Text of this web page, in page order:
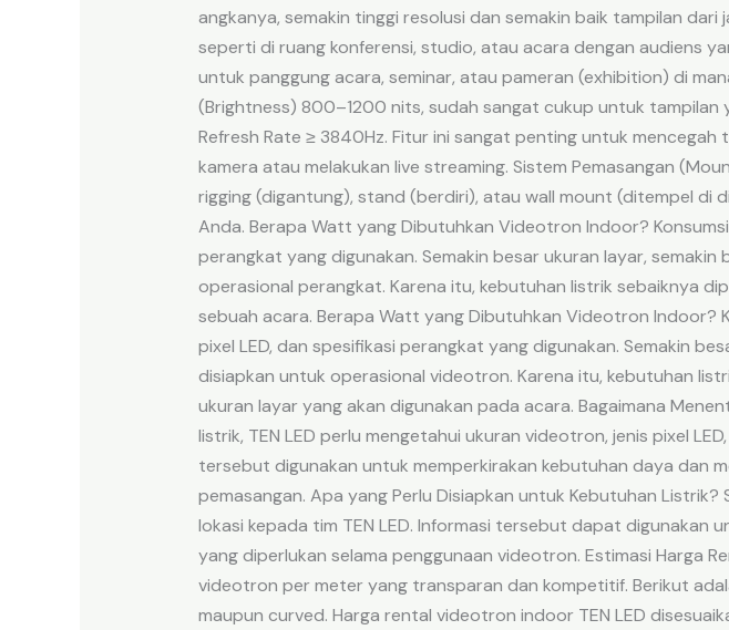
angkanya, semakin tinggi resolusi dan semakin baik tampilan
seperti di ruang konferensi, studio, atau acara dengan audiens
untuk panggung acara, seminar, atau pameran (exhibition) di
(Brightness) 800–1200 nits, sudah sangat cukup untuk
Refresh Rate ≥ 3840Hz. Fitur ini sangat penting untuk
kamera atau melakukan live streaming. Sistem Pemasangan
rigging (digantung), stand (berdiri), atau wall mount (ditempel di
Anda. Berapa Watt yang Dibutuhkan Videotron Indoor?
perangkat yang digunakan. Semakin besar ukuran layar,
operasional perangkat. Karena itu, kebutuhan listrik sebaiknya
sebuah acara. Berapa Watt yang Dibutuhkan Videotron
pixel LED, dan spesifikasi perangkat yang digunakan. Semakin
disiapkan untuk operasional videotron. Karena itu, kebutuhan
ukuran layar yang akan digunakan pada acara. Bagaimana
listrik, TEN LED perlu mengetahui ukuran videotron, jenis pixel
tersebut digunakan untuk memperkirakan kebutuhan daya dan
pemasangan. Apa yang Perlu Disiapkan untuk Kebutuhan
lokasi kepada tim TEN LED. Informasi tersebut dapat
yang diperlukan selama penggunaan videotron. Estimasi Harga
videotron per meter yang transparan dan kompetitif. Berikut
maupun curved. Harga rental videotron indoor TEN LED